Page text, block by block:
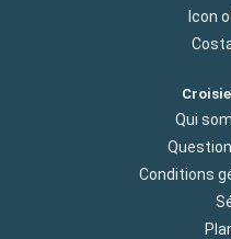
Icon
Qui
Conditions